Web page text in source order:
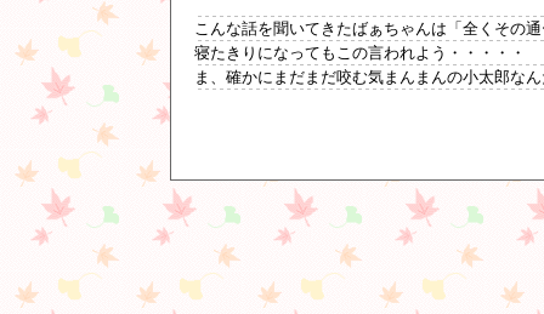
こんな話を聞いてきたばぁちゃんは「全くその
寝たきりになってもこの言われよう・・・・・
ま、確かにまだまだ咬む気まんまんの小太郎な